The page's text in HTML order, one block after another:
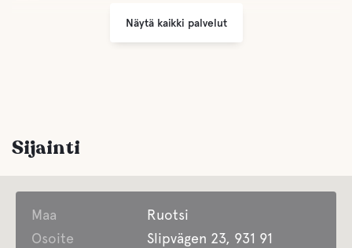
Huoneita/Palveluja liikuntarajoitteisille
Näytä kaikki palvelut
Sijainti
Maa
Ruotsi
Osoite
Slipvägen 23, 931 91